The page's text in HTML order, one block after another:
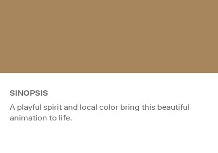
SINOPSIS
A playful spirit and local color bring this beautiful
animation to life.